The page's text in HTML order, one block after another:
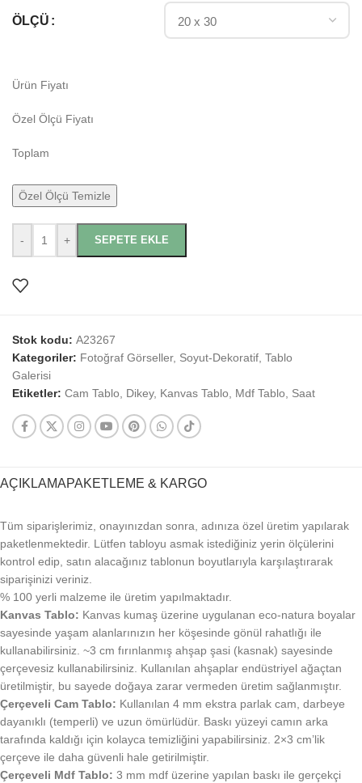
ÖLÇÜ
Ürün Fiyatı
Özel Ölçü Fiyatı
Toplam
Özel Ölçü Temizle
- + SEPETE EKLE
Stok kodu: A23267
Kategoriler: Fotoğraf Görseller, Soyut-Dekoratif, Tablo
Galerisi
Etiketler: Cam Tablo, Dikey, Kanvas Tablo, Mdf Tablo, Saat
AÇIKLAMAPAKETLEME & KARGO
Tüm siparişlerimiz, onayınızdan sonra, adınıza özel üretim yapılarak
paketlenmektedir. Lütfen tabloyu asmak istediğiniz yerin ölçülerini
kontrol edip, satın alacağınız tablonun boyutlarıyla karşılaştırarak
siparişinizi veriniz.
% 100 yerli malzeme ile üretim yapılmaktadır.
Kanvas Tablo: Kanvas kumaş üzerine uygulanan eco-natura boyalar
sayesinde yaşam alanlarınızın her köşesinde gönül rahatlığı ile
kullanabilirsiniz. ~3 cm fırınlanmış ahşap şasi (kasnak) sayesinde
çerçevesiz kullanabilirsiniz. Kullanılan ahşaplar endüstriyel ağaçtan
üretilmiştir, bu sayede doğaya zarar vermeden üretim sağlanmıştır.
Çerçeveli Cam Tablo: Kullanılan 4 mm ekstra parlak cam, darbeye
dayanıklı (temperli) ve uzun ömürlüdür. Baskı yüzeyi camın arka
tarafında kaldığı için kolayca temizliğini yapabilirsiniz. 2×3 cm’lik
çerçeve ile daha güvenli hale getirilmiştir.
Çerçeveli Mdf Tablo: 3 mm mdf üzerine yapılan baskı ile gerçekçi